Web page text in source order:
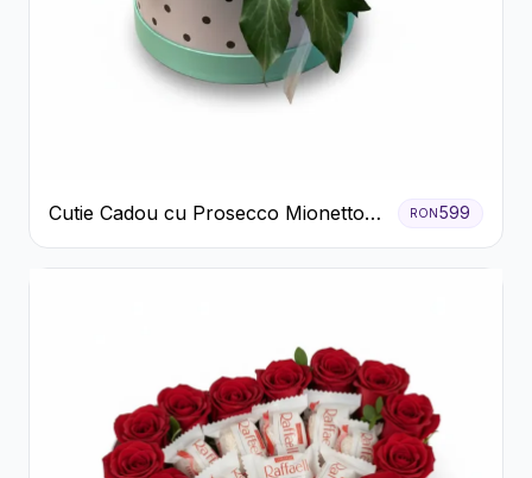
Cutie Cadou cu Prosecco Mionetto
Ferrero Rocher și Flori Pastelate
RON599